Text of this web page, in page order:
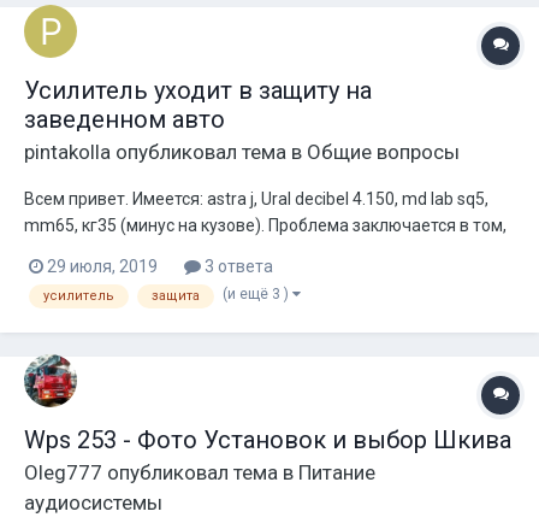
Усилитель уходит в защиту на
заведенном авто
pintakolla опубликовал тема в Общие вопросы
Всем привет. Имеется: astra j, Ural decibel 4.150, md lab sq5,
mm65, кг35 (минус на кузове). Проблема заключается в том,
рем накинуть после пуска) хоть с акустикой хоть без,
главное чтобы были подключены rca от конвертера, без них
в защ...
29 июля, 2019 3 ответа
усилитель защита (и ещё 3 )
Wps 253 - Фото Установок и выбор Шкива
Oleg777 опубликовал тема в Питание
аудиосистемы